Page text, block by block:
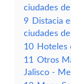
ciudades
9 Distacia
ciudades
10 Hoteles
11 Otros
Jalisco -